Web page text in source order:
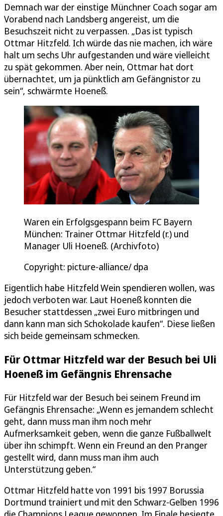
Demnach war der einstige Münchner Coach sogar am
Vorabend nach Landsberg angereist, um die
Besuchszeit nicht zu verpassen. „Das ist typisch
Ottmar Hitzfeld. Ich würde das nie machen, ich wäre
halt um sechs Uhr aufgestanden und wäre vielleicht
zu spät gekommen. Aber nein, Ottmar hat dort
übernachtet, um ja pünktlich am Gefängnistor zu
sein“, schwärmte Hoeneß.
Waren ein Erfolgsgespann beim FC Bayern
München: Trainer Ottmar Hitzfeld (r.) und
Manager Uli Hoeneß. (Archivfoto)
Copyright: picture-alliance/ dpa
Eigentlich habe Hitzfeld Wein spendieren wollen, was
jedoch verboten war. Laut Hoeneß konnten die
Besucher stattdessen „zwei Euro mitbringen und
dann kann man sich Schokolade kaufen“. Diese ließen
sich beide gemeinsam schmecken.
Für Ottmar Hitzfeld war der Besuch bei Uli
Hoeneß im Gefängnis Ehrensache
Für Hitzfeld war der Besuch bei seinem Freund im
Gefängnis Ehrensache: „Wenn es jemandem schlecht
geht, dann muss man ihm noch mehr
Aufmerksamkeit geben, wenn die ganze Fußballwelt
über ihn schimpft. Wenn ein Freund an den Pranger
gestellt wird, dann muss man ihm auch
Unterstützung geben.“
Ottmar Hitzfeld hatte von 1991 bis 1997 Borussia
Dortmund trainiert und mit den Schwarz-Gelben 1996